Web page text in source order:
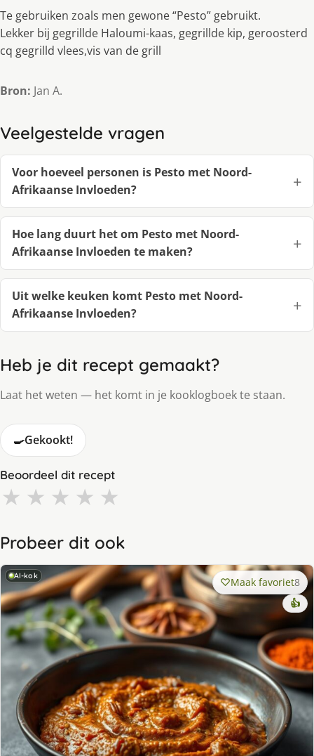
Te gebruiken zoals men gewone “Pesto” gebruikt.
Lekker bij gegrillde Haloumi-kaas, gegrillde kip, geroosterd
cq gegrilld vlees,vis van de grill
Bron: Jan A.
Veelgestelde vragen
Voor hoeveel personen is Pesto met Noord-
Afrikaanse Invloeden?
Hoe lang duurt het om Pesto met Noord-
Afrikaanse Invloeden te maken?
Uit welke keuken komt Pesto met Noord-
Afrikaanse Invloeden?
Heb je dit recept gemaakt?
Laat het weten — het komt in je kooklogboek te staan.
🍳Gekookt!
Beoordeel dit recept
★ ★ ★ ★ ★
Probeer dit ook
AI-kok Maak favoriet8
👍